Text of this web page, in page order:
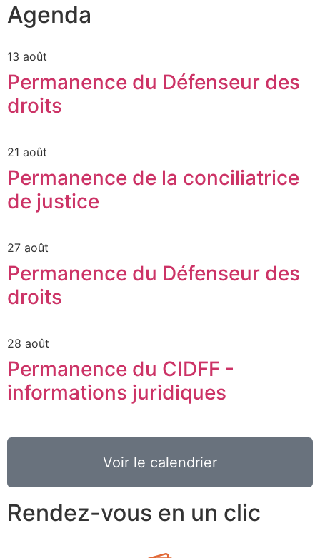
Agenda
13 août
Permanence du Défenseur des
droits
21 août
Permanence de la conciliatrice
de justice
27 août
Permanence du Défenseur des
droits
28 août
Permanence du CIDFF -
informations juridiques
Voir le calendrier
Rendez-vous en un clic